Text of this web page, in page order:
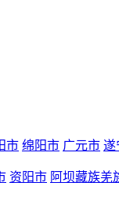
市 绵阳市 广元市 遂
资阳市 阿坝藏族羌